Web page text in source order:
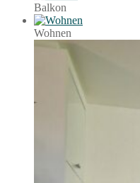
Balkon
Wohnen